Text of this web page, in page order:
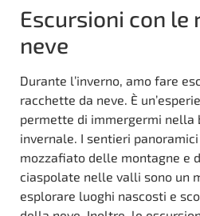
Escursioni con le
neve
Durante l’inverno, amo fare
racchette da neve. È
permette di immergermi nella
invernale. I sentieri
mozzafiato delle montagne e
ciaspolate nelle valli sono un
esplorare luoghi nascosti e